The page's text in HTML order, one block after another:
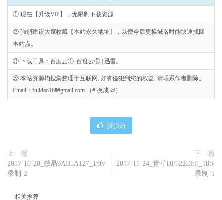
① 现在【升级VIP】，无限制下载资源
② 强烈建议大家收藏【本站永久地址】，以便今后更换域名时能快速找回
本站点。
③ 下载工具：百度云① |百度云② | 迅雷。
⑤ 本站资源均搜集整理于互联网, 如有侵犯到您的权益, 请联系作者删除。
Email：fulidao168#gmail.com （# 换成 @）
赞(59)
上一篇
2017-10-20_敏晶9AB5A127_18tv
录制-2
下一篇
2017-11-24_青草DF622DFF_18tv
录制-1
相关推荐